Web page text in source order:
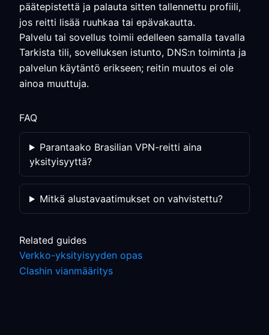
päätepistettä ja palauta sitten tallennettu profiili,
jos reitti lisää ruuhkaa tai epävakautta.
Palvelu tai sovellus toimii edelleen samalla tavalla
Tarkista tili, sovelluksen istunto, DNS:n toiminta ja
palvelun käytäntö erikseen; reitin muutos ei ole
ainoa muuttuja.
FAQ
Parantaako Brasilian VPN-reitti aina
yksityisyyttä?
Mitkä alustavaatimukset on vahvistettu?
Related guides
Verkko-yksityisyyden opas
Clashin vianmääritys